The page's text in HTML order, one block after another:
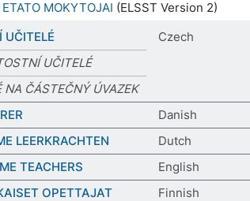
MOKYTOJAI (ELSST Version 2)
UČITELÉ
Czech
UČITELÉ
NA ČÁSTEČNÝ ÚVAZEK
Danish
LEERKRACHTEN
Dutch
TEACHERS
English
OPETTAJAT
Finnish